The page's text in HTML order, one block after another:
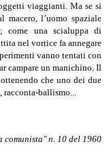
viaggianti. Ma se si
l’uomo spaziale
come una scialuppa di
nel vortice fa annegare
vanno tentati con
campare un manichino. Il
che uno dei due
ballismo...
comunista" n. 10 del 1960